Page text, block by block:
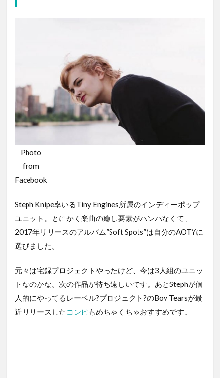
Photo
from
Facebook
Steph Knipe率いるTiny Engines所属のインディーポップ
ユニット。とにかく楽曲の癒し要素がハンパなくて、
2017年リリースのアルバム”Soft Spots”は自分のAOTYに
選びました。
元々は宅録プロジェクトやったけど、今は3人組のユニッ
トなのかな。次の作品が待ち遠しいです。あとStephが個
人的にやってるレーベル?プロジェクト?のBoy Tearsが最
近リリースした コンピもめちゃくちゃおすすめです。